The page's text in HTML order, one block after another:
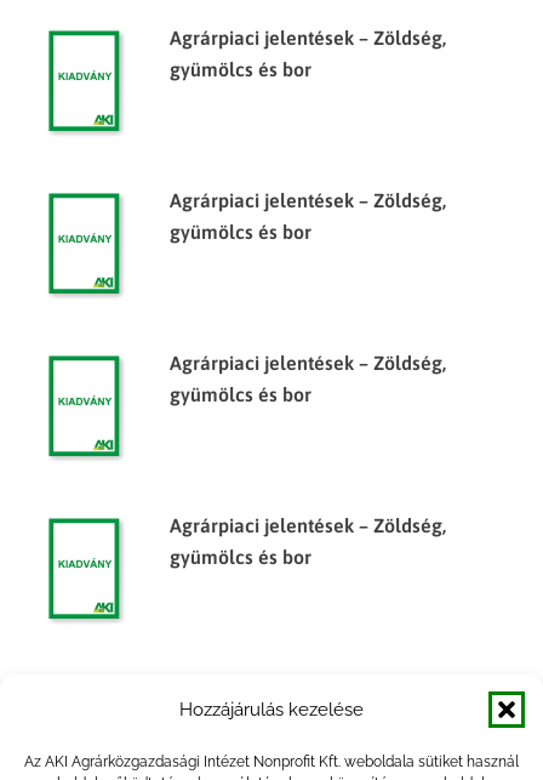
Hozzájárulás kezelése
Az AKI Agrárközgazdasági Intézet Nonprofit Kft. weboldala sütiket használ
Agrárpiaci jelentések – Zöldség,
gyümölcs és bor
Agrárpiaci jelentések – Zöldség,
gyümölcs és bor
Agrárpiaci jelentések – Zöldség,
gyümölcs és bor
Agrárpiaci jelentések – Zöldség,
gyümölcs és bor
gyümölcs és bor